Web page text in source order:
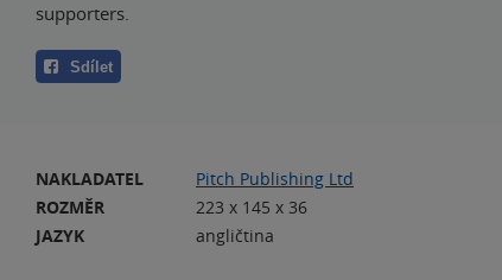
supporters.
Sdílet
NAKLADATEL
Pitch Publishing Ltd
ROZMĚR
223 x 145 x 36
JAZYK
angličtina